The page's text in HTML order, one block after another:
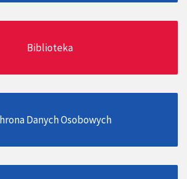
Biblioteka
Danych Osobowych